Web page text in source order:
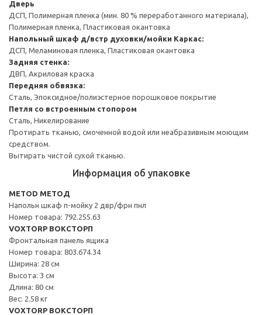
Дверь
ДСП, Полимерная пленка (мин. 80 % переработанного материала),
Полимерная пленка, Пластиковая окантовка
Напольный шкаф д/встр духовки/мойки Каркас:
ДСП, Меламиновая пленка, Пластиковая окантовка
Задняя стенка:
ДВП, Акриловая краска
Передняя обвязка:
Сталь, Эпоксидное/полиэстерное порошковое покрытие
Петля со встроенным стопором
Сталь, Никелирование
Протирать тканью, смоченной водой или неабразивным моющим
средством.
Вытирать чистой сухой тканью.
Информация об упаковке
METOD МЕТОД
Напольн шкаф п-мойку 2 двр/фрн пнл
Номер товара: 792.255.63
VOXTORP ВОКСТОРП
Фронтальная панель ящика
Номер товара: 803.674.34
Ширина: 28 см
Высота: 3 см
Длина: 80 см
Вес: 2.58 кг
VOXTORP ВОКСТОРП